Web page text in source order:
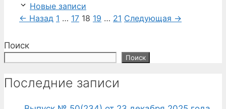
Новые записи
← Назад Страница
1 … Страница
17 Страница
18 Страница
19 … Страница
21 Следующая →
Поиск
Поиск
Последние записи